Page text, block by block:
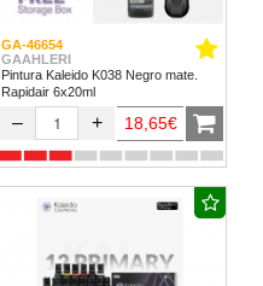
GA-46654
GAAHLERI
Pintura Kaleido K038 Negro mate.
Rapidair 6x20ml
– + 18,65€